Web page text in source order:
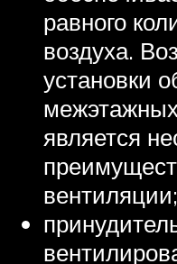
равного
воздуха.
установки
является
вентиляции;